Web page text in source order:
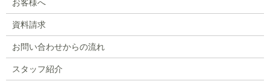
お客様へ
資料請求
お問い合わせからの流れ
スタッフ紹介